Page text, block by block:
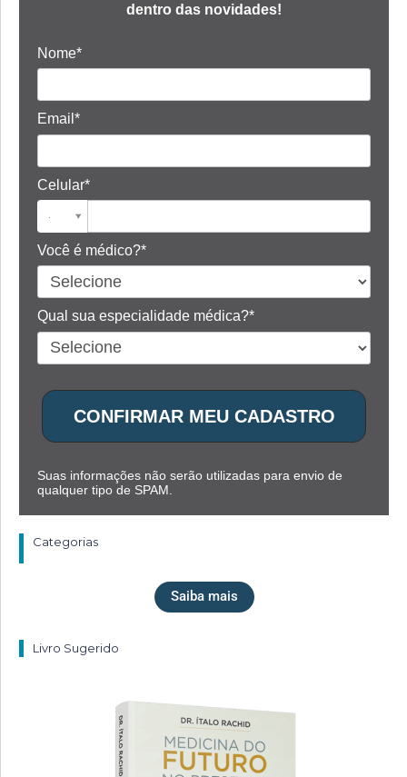
dentro das novidades!
Nome*
Email*
Celular*
Você é médico?*
Qual sua especialidade médica?*
CONFIRMAR MEU CADASTRO
Suas informações não serão utilizadas para envio de
qualquer tipo de SPAM.
Categorias
Saiba mais
Livro Sugerido